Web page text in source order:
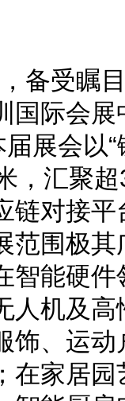
备受瞩
国际会
展会以
，汇聚
链对接平
范围极
智能硬
人机及
饰、运
在家居